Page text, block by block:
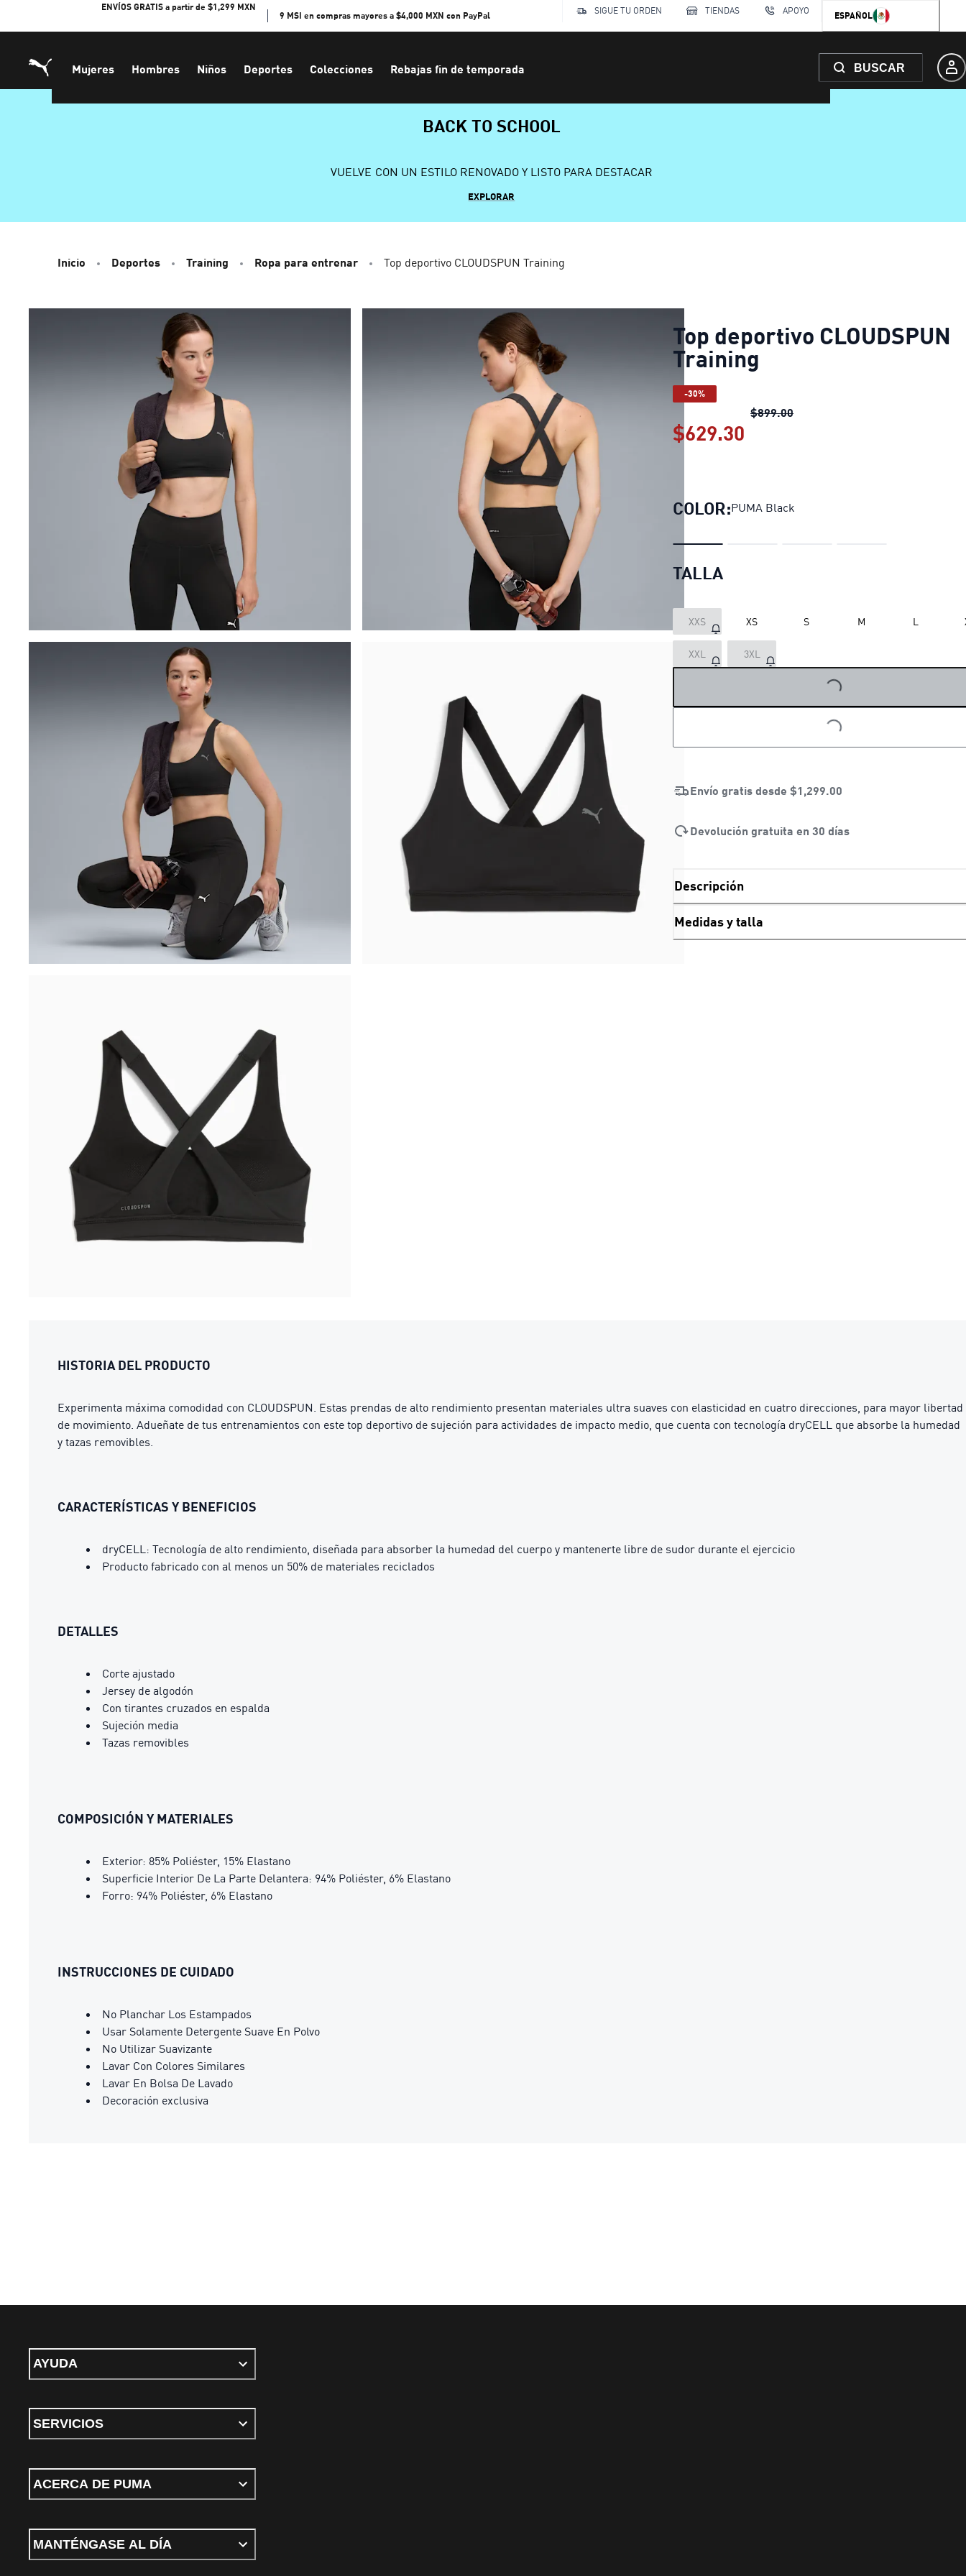
ENVÍOS GRATIS a partir de $1,299 MXN
9 MSI en compras mayores a $4,000 MXN con PayPal
SIGUE TU ORDEN TIENDAS APOYO ESPAÑOL
Mujeres Hombres Niños Deportes Colecciones Rebajas fin de temporada BUSCAR
BACK TO SCHOOL
VUELVE CON UN ESTILO RENOVADO Y LISTO PARA DESTACAR
EXPLORAR
Inicio Deportes Training Ropa para entrenar Top deportivo CLOUDSPUN Training
Top deportivo CLOUDSPUN
Training
-30%
$899.00Top deportivo CLOUDSPUN
$629.30
COLOR:PUMA Black
TALLA
XXS XS S M L
XXL 3XL LOADING...
LOADING...
Envío gratis desde $1,299.00
Devolución gratuita en 30 días
Descripción
Medidas y talla
HISTORIA DEL PRODUCTO
Experimenta máxima comodidad con CLOUDSPUN. Estas prendas de alto rendimiento presentan materiales ultra suaves con elasticidad en cuatro direcciones, para mayor libertad
de movimiento. Adueñate de tus entrenamientos con este top deportivo de sujeción para actividades de impacto medio, que cuenta con tecnología dryCELL que absorbe la humedad
y tazas removibles.
CARACTERÍSTICAS Y BENEFICIOS
dryCELL: Tecnología de alto rendimiento, diseñada para absorber la humedad del cuerpo y mantenerte libre de sudor durante el ejercicio
Producto fabricado con al menos un 50% de materiales reciclados
DETALLES
Corte ajustado
Jersey de algodón
Con tirantes cruzados en espalda
Sujeción media
Tazas removibles
COMPOSICIÓN Y MATERIALES
Exterior: 85% Poliéster, 15% Elastano
Superficie Interior De La Parte Delantera: 94% Poliéster, 6% Elastano
Forro: 94% Poliéster, 6% Elastano
INSTRUCCIONES DE CUIDADO
No Planchar Los Estampados
Usar Solamente Detergente Suave En Polvo
No Utilizar Suavizante
Lavar Con Colores Similares
Lavar En Bolsa De Lavado
Decoración exclusiva
AYUDA
SERVICIOS
ACERCA DE PUMA
MANTÉNGASE AL DÍA